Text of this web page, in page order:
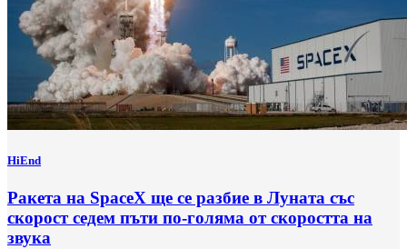
HiEnd
Ракета на SpaceX ще се разбие в Луната със
скорост седем пъти по-голяма от скоростта на
звука